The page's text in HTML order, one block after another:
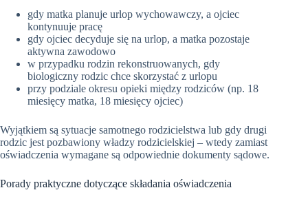
gdy matka planuje urlop wychowawczy, a ojciec
kontynuuje pracę
gdy ojciec decyduje się na urlop, a matka pozostaje
aktywna zawodowo
w przypadku rodzin rekonstruowanych, gdy
biologiczny rodzic chce skorzystać z urlopu
przy podziale okresu opieki między rodziców (np. 18
miesięcy matka, 18 miesięcy ojciec)
Wyjątkiem są sytuacje samotnego rodzicielstwa lub gdy drugi
rodzic jest pozbawiony władzy rodzicielskiej – wtedy zamiast
oświadczenia wymagane są odpowiednie dokumenty sądowe.
Porady praktyczne dotyczące składania oświadczenia